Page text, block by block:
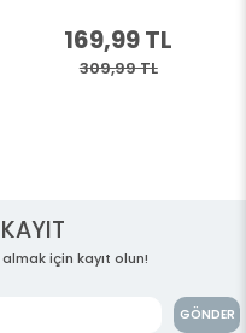
169,99 TL
309,99 TL
için kayıt olun!
GÖNDER